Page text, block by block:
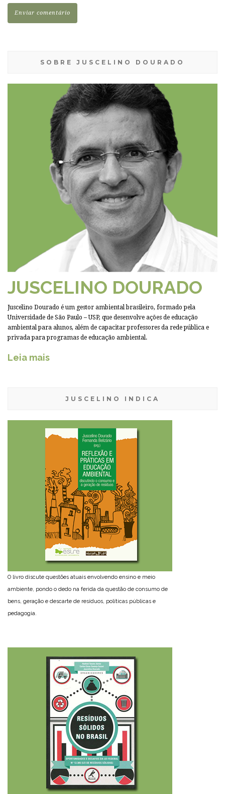
SOBRE JUSCELINO DOURADO
JUSCELINO DOURADO
Juscelino Dourado é um gestor ambiental brasileiro, formado pela
Universidade de São Paulo – USP, que desenvolve ações de educação
ambiental para alunos, além de capacitar professores da rede pública e
privada para programas de educação ambiental.
Leia mais
JUSCELINO INDICA
O livro discute questões atuais envolvendo ensino e meio
ambiente, pondo o dedo na ferida da questão de consumo de
bens, geração e descarte de resíduos, políticas públicas e
pedagogia.